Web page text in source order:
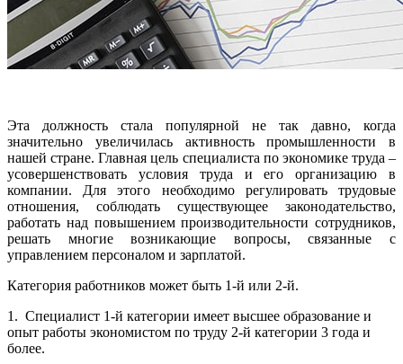
Эта должность стала популярной не так давно, когда
значительно увеличилась активность промышленности в
нашей стране. Главная цель специалиста по экономике труда –
усовершенствовать условия труда и его организацию в
компании. Для этого необходимо регулировать трудовые
отношения, соблюдать существующее законодательство,
работать над повышением производительности сотрудников,
решать многие возникающие вопросы, связанные с
управлением персоналом и зарплатой.
Категория работников может быть 1-й или 2-й.
1. Специалист 1-й категории имеет высшее образование и
опыт работы экономистом по труду 2-й категории 3 года и
более.